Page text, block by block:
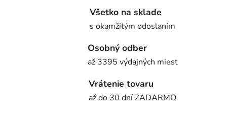
Všetko na sklade
s okamžitým odoslaním
Osobný odber
až 3395 výdajných miest
Vrátenie tovaru
až do 30 dní ZADARMO